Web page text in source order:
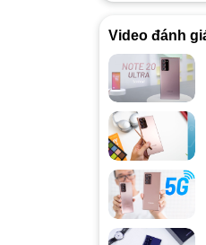
Video đánh